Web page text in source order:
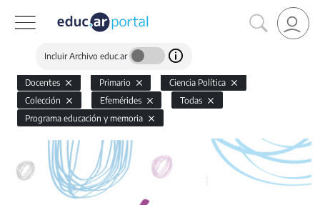
Incluir Archivo educ.ar
Docentes Primario
Ciencia Política
Colección
Efemérides
Todas
Programa educación y memoria